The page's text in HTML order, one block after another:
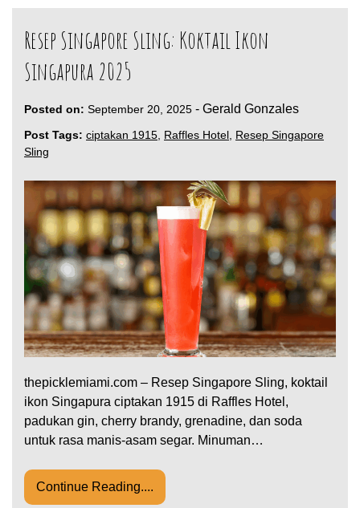
Resep Singapore Sling: Koktail Ikon
Singapura 2025
Posted on: September 20, 2025 - Gerald Gonzales
Post Tags: ciptakan 1915, Raffles Hotel, Resep Singapore
Sling
thepicklemiami.com – Resep Singapore Sling, koktail
ikon Singapura ciptakan 1915 di Raffles Hotel,
padukan gin, cherry brandy, grenadine, dan soda
untuk rasa manis-asam segar. Minuman…
Continue Reading....